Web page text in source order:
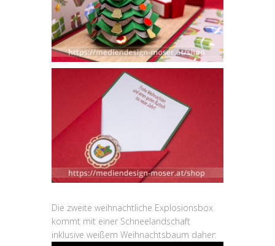
Die zweite weihnachtliche Explosionsbox
kommt mit einer Schneelandschaft
inklusive weißem Weihnachtsbaum daher: